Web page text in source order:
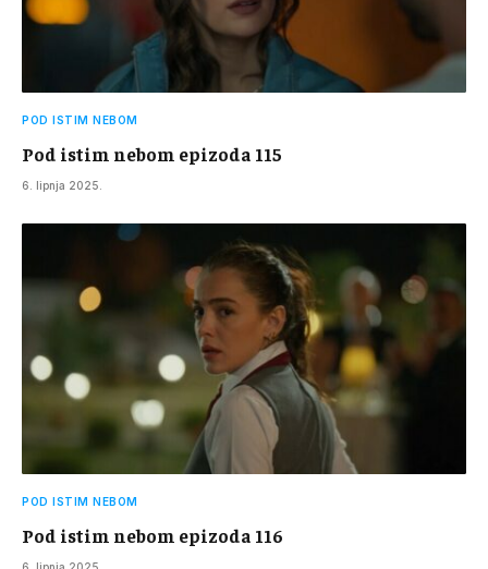
POD ISTIM NEBOM
Pod istim nebom epizoda 115
6. lipnja 2025.
POD ISTIM NEBOM
Pod istim nebom epizoda 116